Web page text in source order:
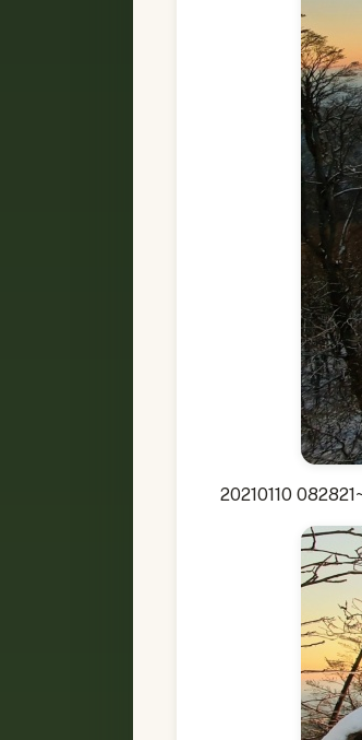
20210110